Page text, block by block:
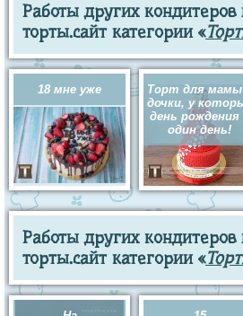
Работы других кондитеров
торты.сайт категории «
18 мне уже
Торт для мамы
дочки, у
день рождения
один день!
Работы других кондитеров
торты.сайт категории «